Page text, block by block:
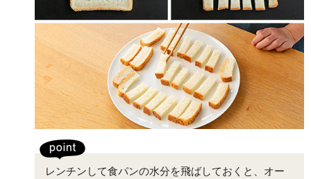
レンチンして食パンの水分を飛ばしておくと、オー